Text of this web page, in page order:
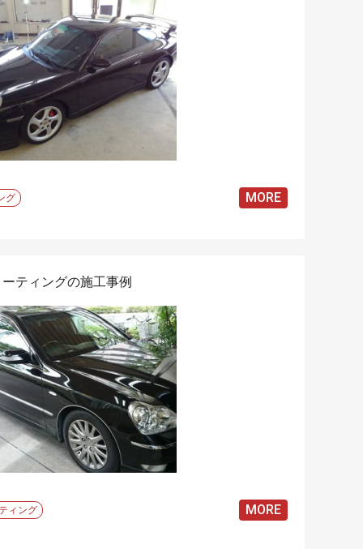
グ MORE
ティングの施工事例
ィング MORE